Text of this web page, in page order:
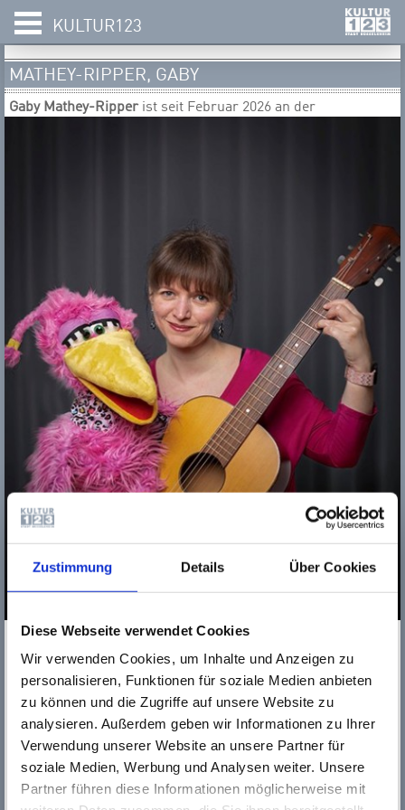
Zustimmung Details Über Cookies
Diese Webseite verwendet Cookies
Wir verwenden Cookies, um Inhalte und Anzeigen zu
personalisieren, Funktionen für soziale Medien anbieten
zu können und die Zugriffe auf unsere Website zu
analysieren. Außerdem geben wir Informationen zu Ihrer
Verwendung unserer Website an unsere Partner für
soziale Medien, Werbung und Analysen weiter. Unsere
Partner führen diese Informationen möglicherweise mit
KULTUR123
MATHEY-RIPPER, GABY
​​​​​​​Gaby Mathey-Ripperist seit Februar 2026 an der
Musikschule Rüsselsheim im Bereich der Elementar- und
Die staatlich geprüfte Musiklehrerin Gaby Mathey-Ripper
absolvierte ihre musikalische Ausbildung von 2004 bis 2008
am Peter-Cornelius-Konservatorium der Stadt Mainz mit den
Schwerpunkten Gitarre sowie Musikalische Früherziehung
und Musikalische Grundausbildung. Bereits im Studium
belegte sie Gesang als Nebenfach und entwickelte hier eine
besondere Leidenschaft, die sie bis heute durch
kontinuierlichen Unterricht weiter vertieft.